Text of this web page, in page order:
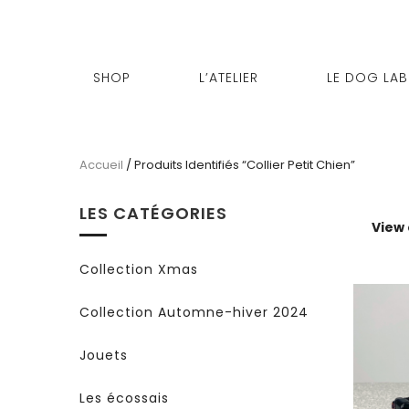
SHOP L’ATELIER LE DOG LAB
Accueil / Produits Identifiés “collier Petit Chien”
LES CATÉGORIES
Collection Xmas
Collection Automne-hiver 2024
Jouets
Les écossais
View